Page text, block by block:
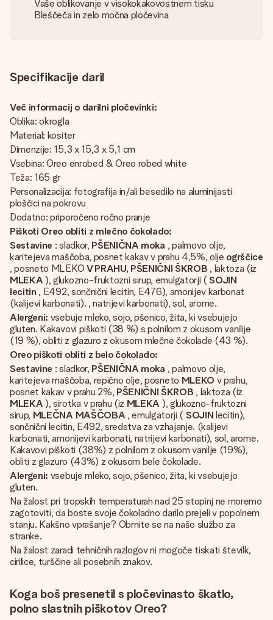
Vaše oblikovanje v visokokakovostnem tisku
Bleščeča in zelo močna pločevina
Specifikacije daril
Več informacij o darilni pločevinki:
Oblika: okrogla
Material: kositer
Dimenzije: 15,3 x 15,3 x 5,1 cm
Vsebina: Oreo enrobed & Oreo robed white
Teža: 165 gr
Personalizacija: fotografija in/ali besedilo na aluminijasti
ploščici na pokrovu
Dodatno: priporočeno ročno pranje
Piškoti Oreo obliti z mlečno čokolado:
Sestavine : sladkor, PŠENIČNA moka , palmovo olje,
karitejeva maščoba, posnet kakav v prahu 4,5%, olje ogrščice
, posneto MLEKO V PRAHU, PŠENIČNI ŠKROB , laktoza (iz
MLEKA ), glukozno-fruktozni sirup, emulgatorji (SOJIN
lecitin , E492, sončnični lecitin, E476), amonijev karbonat
(kalijevi karbonati). , natrijevi karbonati), sol, arome.
Alergeni: vsebuje mleko, sojo, pšenico, žita, ki vsebujejo
gluten. Kakavovi piškoti (38 %) s polnilom z okusom vanilije
(19 %), obliti z glazuro z okusom mlečne čokolade (43 %).
Oreo piškoti obliti z belo čokolado:
Sestavine : sladkor, PŠENIČNA moka , palmovo olje,
karitejeva maščoba, repično olje, posneto MLEKO v prahu,
posnet kakav v prahu 2%, PŠENIČNI ŠKROB , laktoza (iz
MLEKA ), sirotka v prahu (iz MLEKA ), glukozno-fruktozni
sirup, MLEČNA MAŠČOBA , emulgatorji ( SOJIN lecitin),
sončnični lecitin, E492, sredstva za vzhajanje. (kalijevi
karbonati, amonijevi karbonati, natrijevi karbonati), sol, arome.
Kakavovi piškoti (38%) z polnilom z okusom vanilje (19%),
obliti z glazuro (43%) z okusom bele čokolade.
Alergeni: vsebuje mleko, sojo, pšenico, žita, ki vsebujejo
gluten.
Na žalost pri tropskih temperaturah nad 25 stopinj ne moremo
zagotoviti, da boste svoje čokoladno darilo prejeli v popolnem
stanju. Kakšno vprašanje? Obrnite se na našo službo za
stranke.
Na žalost zaradi tehničnih razlogov ni mogoče tiskati številk,
cirilice, turščine ali posebnih znakov.
Koga boš presenetil s pločevinasto škatlo,
polno slastnih piškotov Oreo?